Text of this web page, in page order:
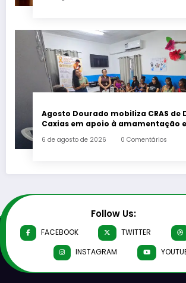
Agosto Dourado mobiliza CRAS de
Caxias em apoio à amamentação
6 de agosto de 2026 0 Comentários
Follow Us:
FACEBOOK TWITTER
INSTAGRAM